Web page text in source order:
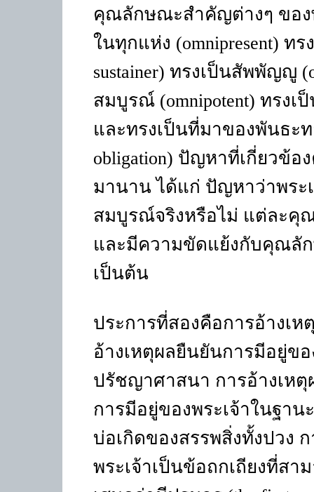
คุณลักษณะสำคัญต่างๆ ของ
ในทุกแห่ง (omnipresent) ท
sustainer) ทรงเป็นสัพพัญญู
สมบูรณ์ (omnipotent) ทรงเ
และทรงเป็นที่มาของพันธะท
obligation) ปัญหาที่เกี่ยวข้
มานาน ได้แก่ ปัญหาว่าพร
สมบูรณ์จริงหรือไม่ แต่ละคุ
และมีความขัดแย้งกับคุณลั
เป็นต้น
ประการที่สองคือการอ้างเ
อ้างเหตุผลยืนยันการมีอยู่ข
ปรัชญาศาสนา การอ้างเห
การมีอยู่ของพระเจ้าในฐา
บ่อเกิดของสรรพสิ่งทั้งปวง
พระเจ้าเป็นข้อถกเถียงที่สา